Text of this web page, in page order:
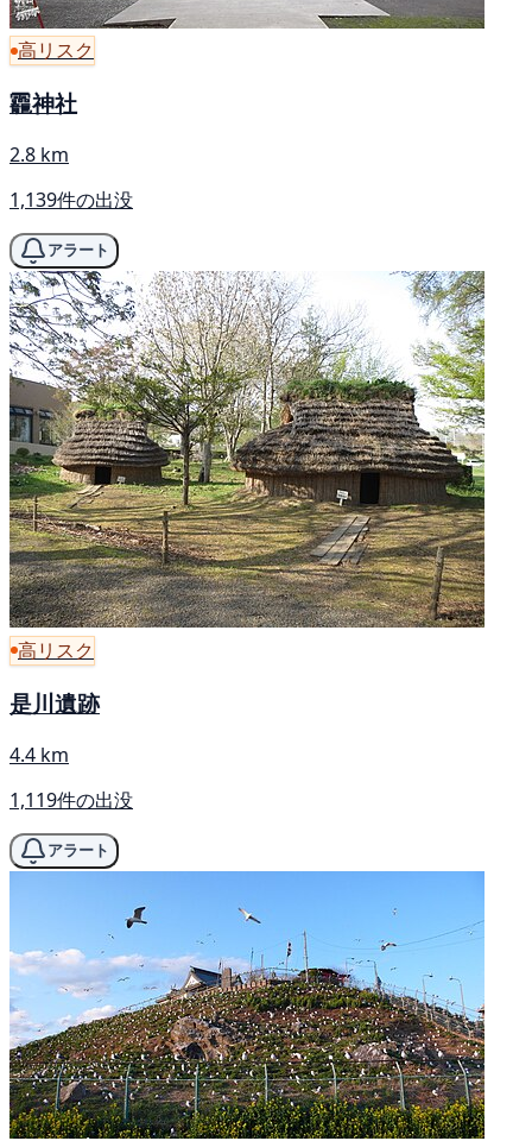
高リスク
龗神社
2.8 km
1,139件の出没
アラート
高リスク
是川遺跡
4.4 km
1,119件の出没
アラート